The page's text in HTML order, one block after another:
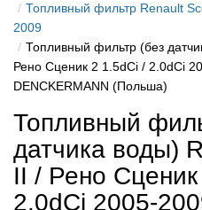
Топливный фильтр Renault
2009
Топливный фильтр (без
Рено Сценик 2 1.5dCi / 2.0dCi
DENCKERMANN (Польша)
Топливный
датчика воды)
II / Рено
2.0dCi 2005-